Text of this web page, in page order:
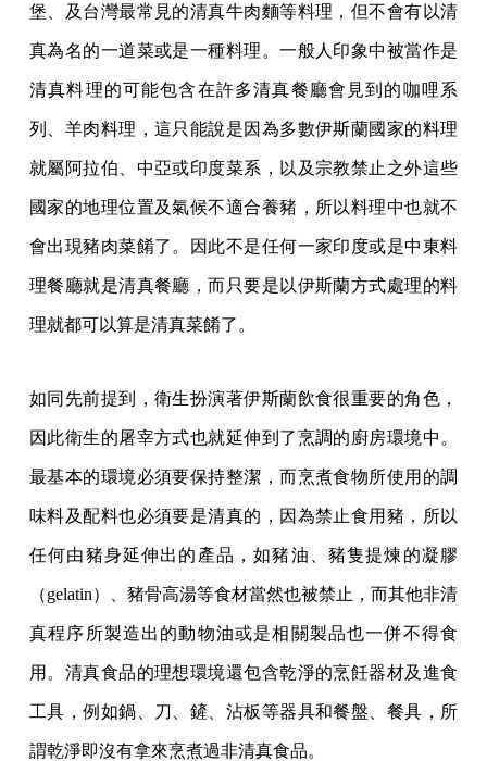
堡、及台灣最常見的清真牛肉麵等料理，但不會有以清
真為名的一道菜或是一種料理。一般人印象中被當作是
清真料理的可能包含在許多清真餐廳會見到的咖哩系
列、羊肉料理，這只能說是因為多數伊斯蘭國家的料理
就屬阿拉伯、中亞或印度菜系，以及宗教禁止之外這些
國家的地理位置及氣候不適合養豬，所以料理中也就不
會出現豬肉菜餚了。因此不是任何一家印度或是中東料
理餐廳就是清真餐廳，而只要是以伊斯蘭方式處理的料
理就都可以算是清真菜餚了。
如同先前提到，衛生扮演著伊斯蘭飲食很重要的角色，
因此衛生的屠宰方式也就延伸到了烹調的廚房環境中。
最基本的環境必須要保持整潔，而烹煮食物所使用的調
味料及配料也必須要是清真的，因為禁止食用豬，所以
任何由豬身延伸出的產品，如豬油、豬隻提煉的凝膠
（gelatin）、豬骨高湯等食材當然也被禁止，而其他非清
真程序所製造出的動物油或是相關製品也一併不得食
用。清真食品的理想環境還包含乾淨的烹飪器材及進食
工具，例如鍋、刀、鏟、沾板等器具和餐盤、餐具，所
謂乾淨即沒有拿來烹煮過非清真食品。